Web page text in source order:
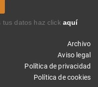
datos haz click aquí
Archivo
Aviso legal
Política de privacidad
Política de cookies